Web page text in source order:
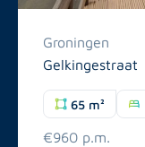
Groningen
Gelkingestraat
65 m²
€960 p.m.